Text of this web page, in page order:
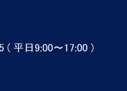
( 平日9:00〜17:00 )